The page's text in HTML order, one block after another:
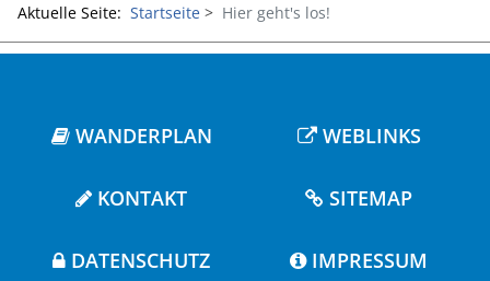
Aktuelle Seite: Startseite Hier geht's los!
WANDERPLAN WEBLINKS
KONTAKT SITEMAP
DATENSCHUTZ IMPRESSUM